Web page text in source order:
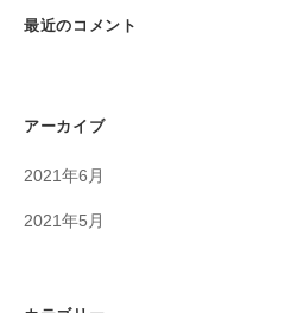
最近のコメント
アーカイブ
2021年6月
2021年5月